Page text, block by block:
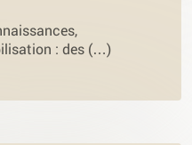
: des (…)